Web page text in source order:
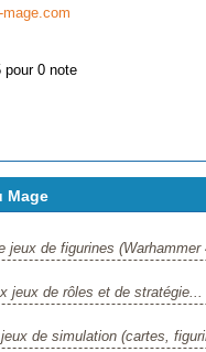
mage.com
pour 0 note
Mage
de figurines (Warhammer
jeux de rôles et de stratégie...
de simulation (cartes,